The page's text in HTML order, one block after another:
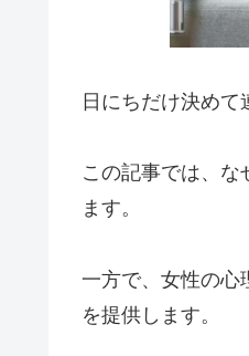
日にちだけ決めて
この記事では、な
ます。
一方で、女性の心
を提供します。